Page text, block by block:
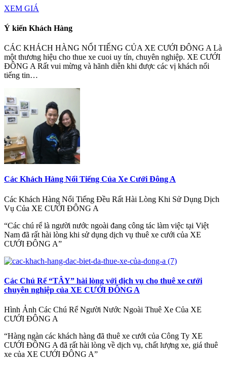
XEM GIÁ
Ý kiến Khách Hàng
CÁC KHÁCH HÀNG NỔI TIẾNG CỦA XE CƯỚI ĐÔNG A Là
một thương hiệu cho thue xe cuoi uy tín, chuyên nghiệp. XE CƯỚI
ĐÔNG A Rất vui mừng và hãnh diễn khi được các vị khách nổi
tiếng tin…
Các Khách Hàng Nổi Tiếng Của Xe Cưới Đông A
Các Khách Hàng Nổi Tiếng Đều Rất Hài Lòng Khi Sử Dụng Dịch
Vụ Của XE CƯỚI ĐÔNG A
“Các chú rể là người nước ngoài đang công tác làm việc tại Việt
Nam đã rất hài lòng khi sử dụng dịch vụ thuê xe cưới của XE
CƯỚI ĐÔNG A”
Các Chú Rể “TÂY” hài lòng với dịch vụ cho thuê xe cưới
chuyên nghiệp của XE CƯỚI ĐÔNG A
Hình Ảnh Các Chú Rể Người Nước Ngoài Thuê Xe Của XE
CƯỚI ĐÔNG A
“Hàng ngàn các khách hàng đã thuê xe cưới của Công Ty XE
CƯỚI ĐÔNG A đã rất hài lòng về dịch vụ, chất lượng xe, giá thuê
xe của XE CƯỚI ĐÔNG A”